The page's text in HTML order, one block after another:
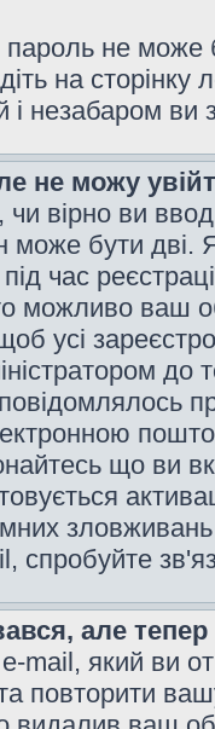
не може
на сторінку
і незабаром
не можу
вірно ви
може бути дві.
під час
можливо ваш
усі
до
що ви
спробуйте
але
mail, який ви
повторити